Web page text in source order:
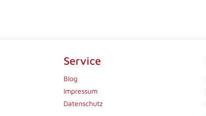
Service
Blog
Impressum
Datenschutz